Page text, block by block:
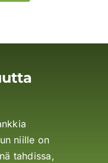
niille on
tahdissa,